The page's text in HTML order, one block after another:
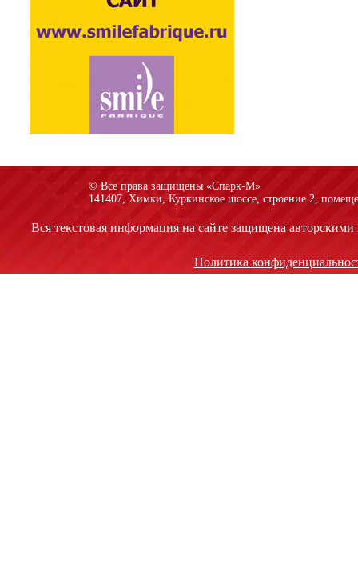
© Все права защищены «Спарк-M»
141407, Химки, Куркинское шоссе, строение 2,
Вся текстовая информация на сайте защищена
Политика